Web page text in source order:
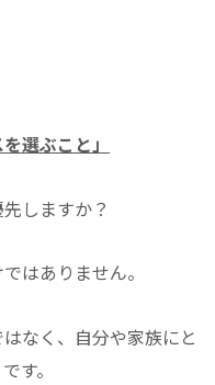
選ぶこと」
しますか？
はありません。
なく、自分や家族にと
す。